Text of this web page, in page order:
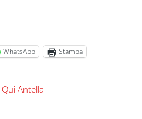
WhatsApp Stampa
Qui Antella